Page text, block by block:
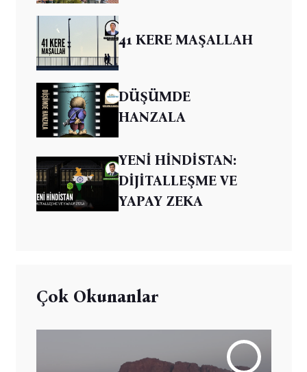
41 KERE MAŞALLAH
DÜŞÜMDE
HANZALA
YENİ HİNDİSTAN:
DİJİTALLEŞME VE
YAPAY ZEKA
Çok Okunanlar